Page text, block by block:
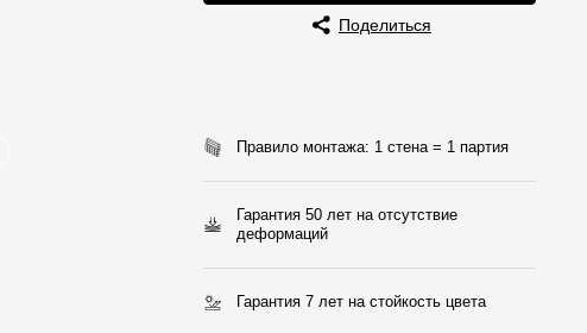
Правило монтажа: 1 стена = 1 партия
Гарантия 50 лет на отсутствие
деформаций
Гарантия 7 лет на стойкость цвета
Поделиться